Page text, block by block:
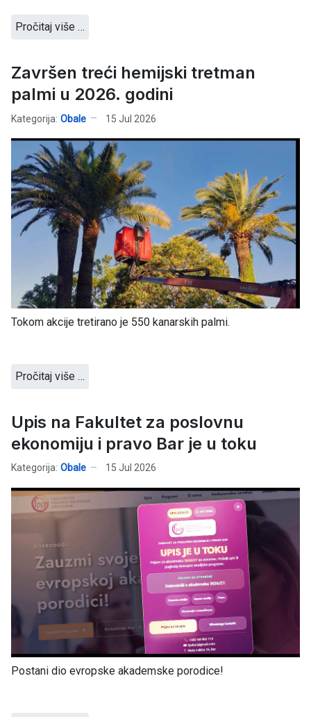
Pročitaj više …
Završen treći hemijski tretman
palmi u 2026. godini
Kategorija: Obale 15 Jul 2026
Tokom akcije tretirano je 550 kanarskih palmi.
Pročitaj više …
Upis na Fakultet za poslovnu
ekonomiju i pravo Bar je u toku
Kategorija: Obale 15 Jul 2026
Postani dio evropske akademske porodice!